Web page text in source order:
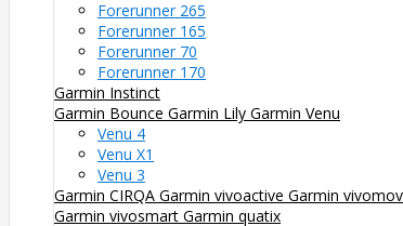
Forerunner 265
Forerunner 165
Forerunner 70
Forerunner 170
Garmin Instinct
Garmin Bounce Garmin Lily Garmin Venu
Venu 4
Venu X1
Venu 3
Garmin CIRQA Garmin vivoactive Garmin
Garmin vivosmart Garmin quatix